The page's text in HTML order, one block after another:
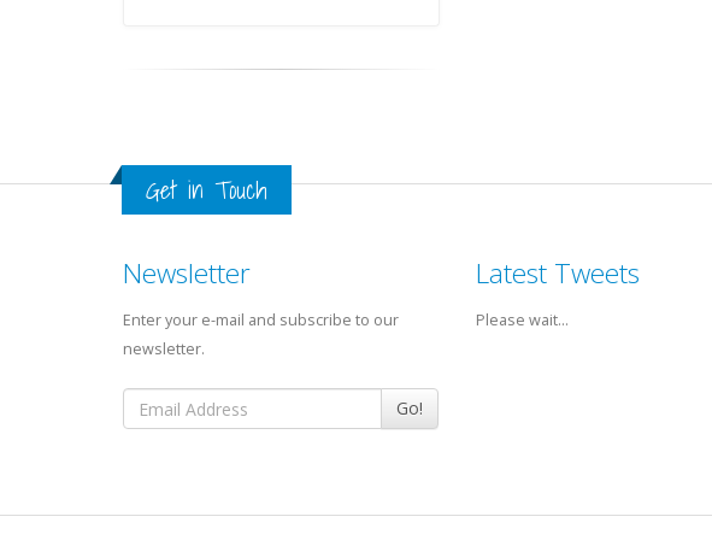
Get in Touch
Newsletter
Enter your e-mail and subscribe to our
newsletter.
Go!
Latest Tweets
Please wait...